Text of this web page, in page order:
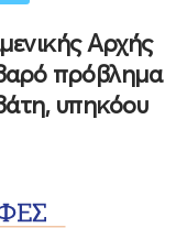
Αρχής
πρόβλημα
υπηκόου